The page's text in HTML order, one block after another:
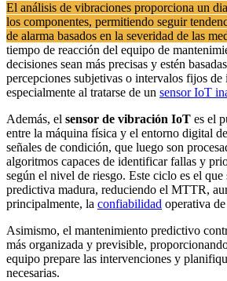
El análisis de vibraciones proporciona un
los componentes, permitiendo seguir
de alarma basados en la severidad de las
tiempo de reacción del equipo de
decisiones sean más precisas y estén
percepciones subjetivas o intervalos fijos de
especialmente al tratarse de un sensor IoT
Además, el sensor de vibración IoT es el
entre la máquina física y el entorno digital
señales de condición, que luego son
algoritmos capaces de identificar fallas y
según el nivel de riesgo. Este ciclo es el que
predictiva madura, reduciendo el MTTR,
principalmente, la confiabilidad operativa
Asimismo, el mantenimiento predictivo
más organizada y previsible,
equipo prepare las intervenciones y
necesarias.